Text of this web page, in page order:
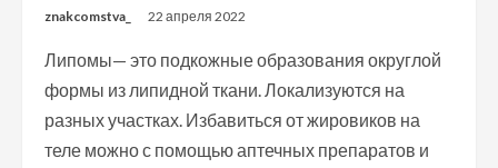
znakcomstva_ 22 апреля 2022
Липомы— это подкожные образования округлой
формы из липидной ткани. Локализуются на
разных участках. Избавиться от жировиков на
теле можно с помощью аптечных препаратов и